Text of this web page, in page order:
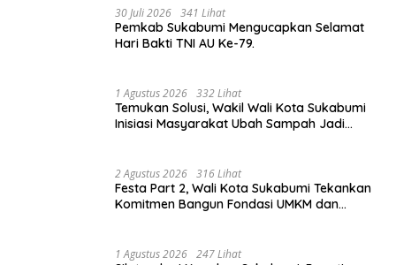
30 Juli 2026 341 Lihat
Pemkab Sukabumi Mengucapkan Selamat
Hari Bakti TNI AU Ke-79.
1 Agustus 2026 332 Lihat
Temukan Solusi, Wakil Wali Kota Sukabumi
Inisiasi Masyarakat Ubah Sampah Jadi
2 Agustus 2026 316 Lihat
Festa Part 2, Wali Kota Sukabumi Tekankan
Komitmen Bangun Fondasi UMKM dan
1 Agustus 2026 247 Lihat